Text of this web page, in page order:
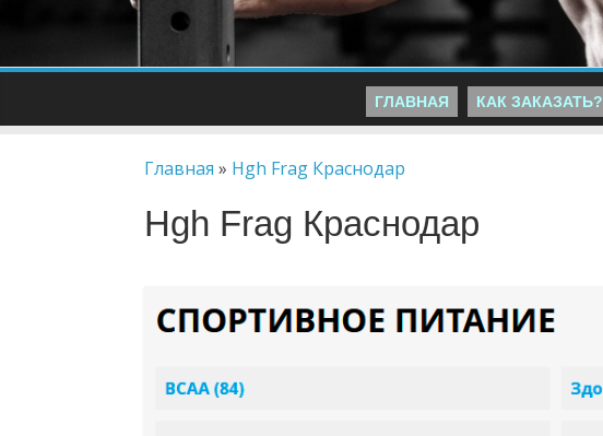
ГЛАВНАЯ КАК ЗАКАЗАТЬ?
Главная » Hgh Frag Краснодар
Hgh Frag Краснодар